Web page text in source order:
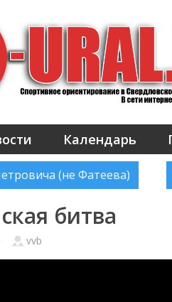
Календарь
(не Фатеева)
битва
vvb